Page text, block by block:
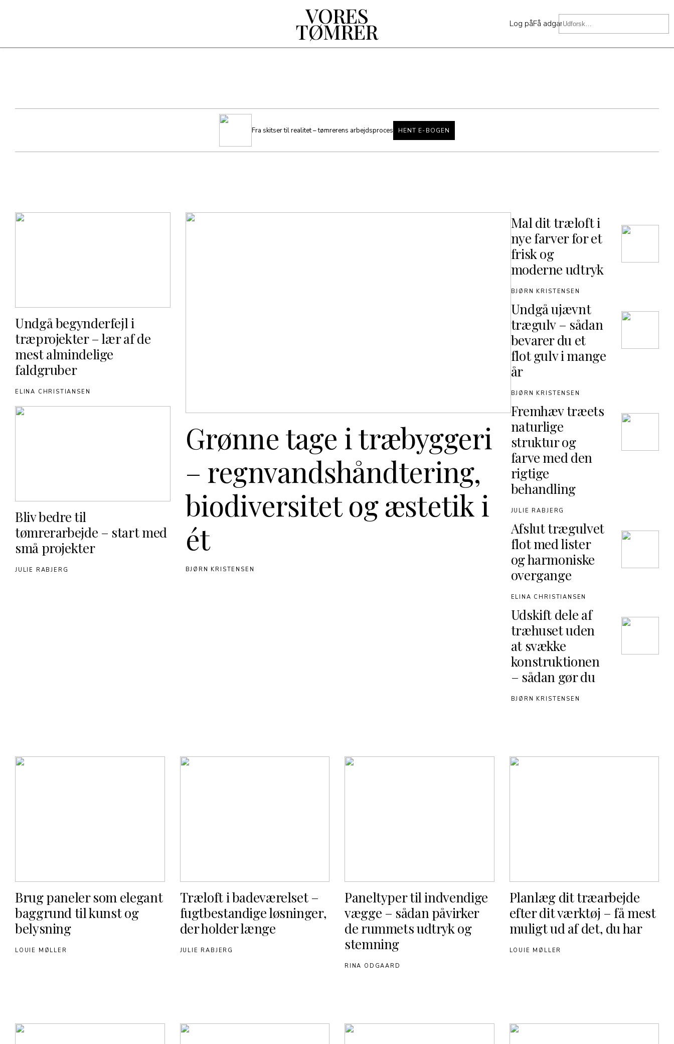
VORES
TØMRER Log påFå adgang
Fra skitser til realitet – tømrerens arbejdsproces HENT E-BOGEN
Undgå begynderfejl i
træprojekter – lær af de
mest almindelige
faldgruber
ELINA CHRISTIANSEN
Bliv bedre til
tømrerarbejde – start med
små projekter
JULIE RABJERG
Grønne tage i træbyggeri
– regnvandshåndtering,
biodiversitet og æstetik i
ét
BJØRN KRISTENSEN
Mal dit træloft i
nye farver for et
frisk og
moderne udtryk
BJØRN KRISTENSEN
Undgå ujævnt
trægulv – sådan
bevarer du et
flot gulv i mange
år
BJØRN KRISTENSEN
Fremhæv træets
naturlige
struktur og
farve med den
rigtige
behandling
JULIE RABJERG
Afslut trægulvet
flot med lister
og harmoniske
overgange
ELINA CHRISTIANSEN
Udskift dele af
træhuset uden
at svække
konstruktionen
– sådan gør du
BJØRN KRISTENSEN
Brug paneler som elegant
baggrund til kunst og
belysning
LOUIE MØLLER
Træloft i badeværelset –
fugtbestandige løsninger,
der holder længe
JULIE RABJERG
Paneltyper til indvendige
vægge – sådan påvirker
de rummets udtryk og
stemning
RINA ODGAARD
Planlæg dit træarbejde
efter dit værktøj – få mest
muligt ud af det, du har
LOUIE MØLLER